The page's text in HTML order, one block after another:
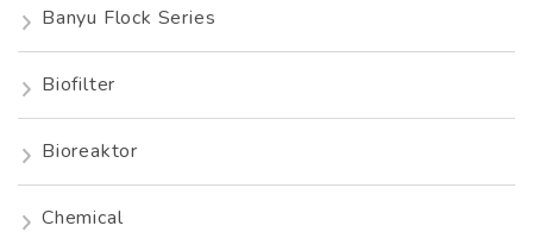
Banyu Flock Series
Biofilter
Bioreaktor
Chemical